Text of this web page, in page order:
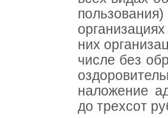
них
числе без
наложение
до трехсот